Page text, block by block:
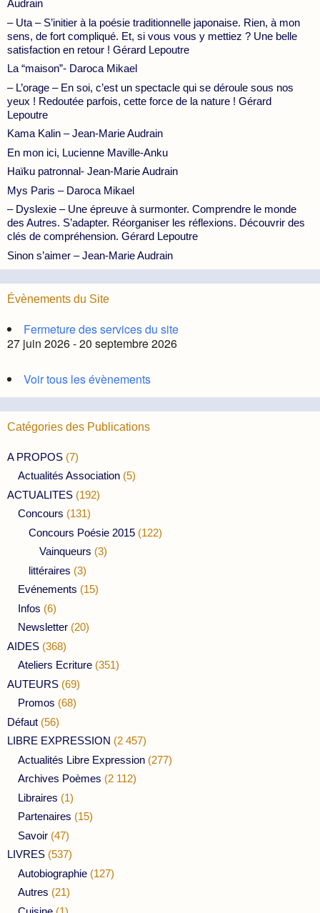
Audrain
– Uta – S’initier à la poésie traditionnelle japonaise. Rien, à mon
sens, de fort compliqué. Et, si vous vous y mettiez ? Une belle
satisfaction en retour ! Gérard Lepoutre
La “maison”- Daroca Mikael
– L’orage – En soi, c’est un spectacle qui se déroule sous nos
yeux ! Redoutée parfois, cette force de la nature ! Gérard
Lepoutre
Kama Kalin – Jean-Marie Audrain
En mon ici, Lucienne Maville-Anku
Haïku patronnal- Jean-Marie Audrain
Mys Paris – Daroca Mikael
– Dyslexie – Une épreuve à surmonter. Comprendre le monde
des Autres. S’adapter. Réorganiser les réflexions. Découvrir des
clés de compréhension. Gérard Lepoutre
Sinon s’aimer – Jean-Marie Audrain
Évènements du Site
Fermeture des services du site
27 juin 2026 - 20 septembre 2026
Voir tous les évènements
Catégories des Publications
A PROPOS (7)
Actualités Association (5)
ACTUALITES (192)
Concours (131)
Concours Poésie 2015 (122)
Vainqueurs (3)
littéraires (3)
Evénements (15)
Infos (6)
Newsletter (20)
AIDES (368)
Ateliers Ecriture (351)
AUTEURS (69)
Promos (68)
Défaut (56)
LIBRE EXPRESSION (2 457)
Actualités Libre Expression (277)
Archives Poèmes (2 112)
Libraires (1)
Partenaires (15)
Savoir (47)
LIVRES (537)
Autobiographie (127)
Autres (21)